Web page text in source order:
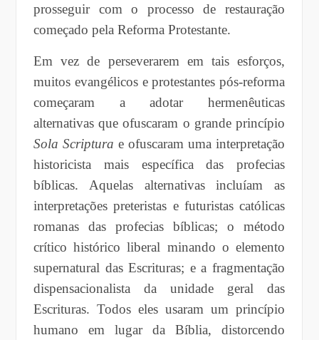
prosseguir com o processo de restauração
começado pela Reforma Protestante.
Em vez de perseverarem em tais esforços,
muitos evangélicos e protestantes pós-reforma
começaram a adotar hermenêuticas
alternativas que ofuscaram o grande princípio
Sola Scriptura e ofuscaram uma interpretação
historicista mais específica das profecias
bíblicas. Aquelas alternativas incluíam as
interpretações preteristas e futuristas católicas
romanas das profecias bíblicas; o método
crítico histórico liberal minando o elemento
supernatural das Escrituras; e a fragmentação
dispensacionalista da unidade geral das
Escrituras. Todos eles usaram um princípio
humano em lugar da Bíblia, distorcendo